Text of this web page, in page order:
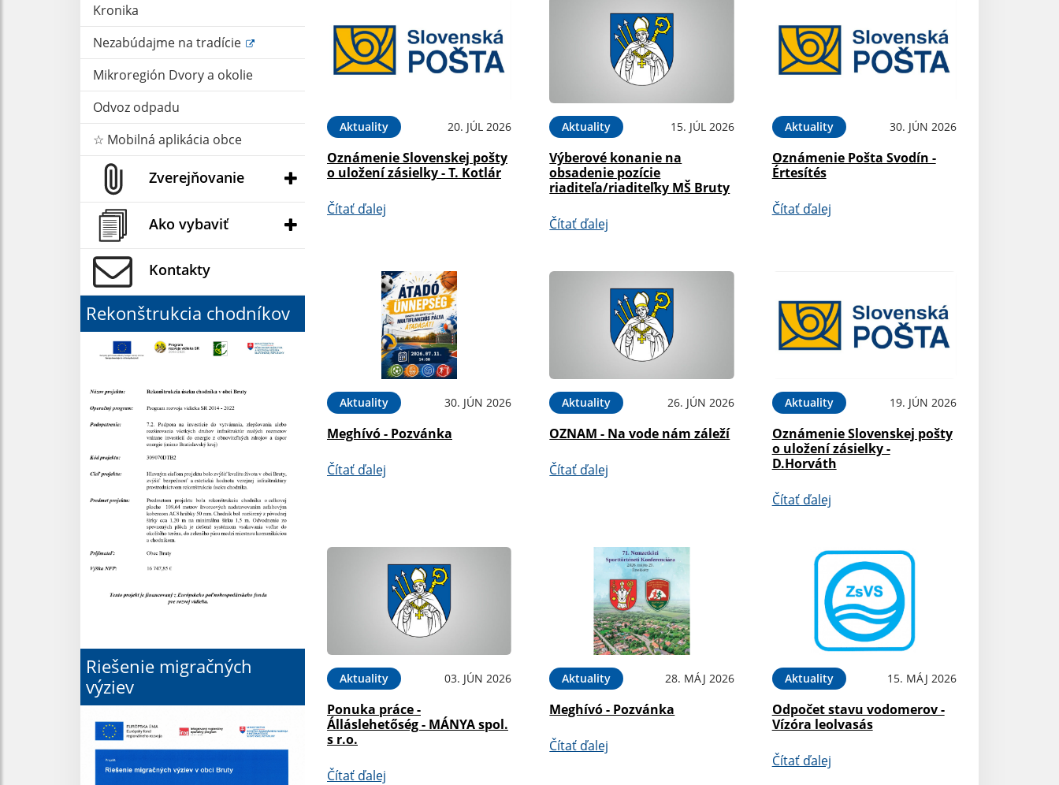
Kronika
Nezabúdajme na tradície
Mikroregión Dvory a okolie
Odvoz odpadu
☆ Mobilná aplikácia obce
Zverejňovanie
Ako vybaviť
Kontakty
Rekonštrukcia chodníkov
Riešenie migračných
výziev
Aktuality 20. JÚL 2026
Oznámenie Slovenskej pošty
o uložení zásielky - T. Kotlár
Čítať ďalej
Aktuality 15. JÚL 2026
Výberové konanie na
obsadenie pozície
riaditeľa/riaditeľky MŠ Bruty
Čítať ďalej
Aktuality 30. JÚN 2026
Oznámenie Pošta Svodín -
Értesítés
Čítať ďalej
Aktuality 30. JÚN 2026
Meghívó - Pozvánka
Čítať ďalej
Aktuality 26. JÚN 2026
OZNAM - Na vode nám záleží
Čítať ďalej
Aktuality 19. JÚN 2026
Oznámenie Slovenskej pošty
o uložení zásielky -
D.Horváth
Čítať ďalej
Aktuality 03. JÚN 2026
Ponuka práce -
Álláslehetőség - MÁNYA spol.
s r.o.
Čítať ďalej
Aktuality 28. MÁJ 2026
Meghívó - Pozvánka
Čítať ďalej
Aktuality 15. MÁJ 2026
Odpočet stavu vodomerov -
Vízóra leolvasás
Čítať ďalej